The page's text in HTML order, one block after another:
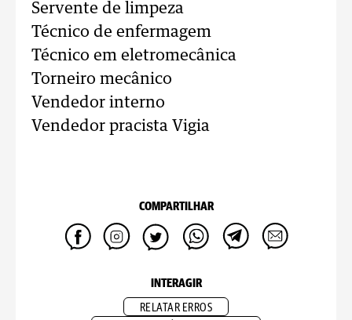
Servente de limpeza
Técnico de enfermagem
Técnico em eletromecânica
Torneiro mecânico
Vendedor interno
Vendedor pracista Vigia
COMPARTILHAR
INTERAGIR
RELATAR ERROS